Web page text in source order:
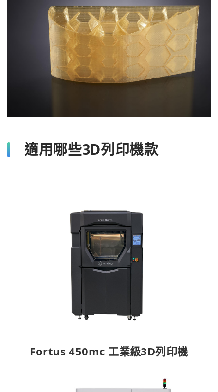
適用哪些3D列印機款
Fortus 450mc 工業級3D列印機